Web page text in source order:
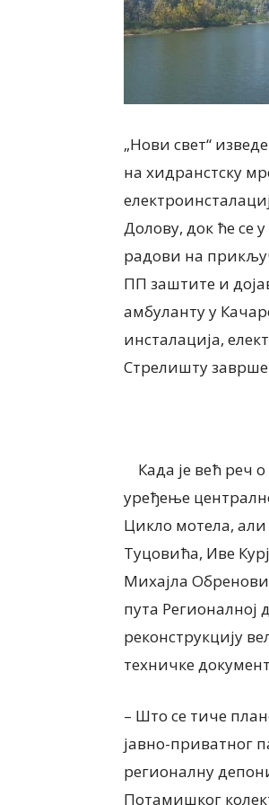
„Нови свет“
на хидранстску
Долову, док ће се
радови на
ПП заштите и
амбуланту у
инсталација,
Стрелишту
Када је већ реч
уређење
Цикло мотела,
Туцовића, Иве
Михајла
пута Регионалној
реконструкцију
техничке
– Што се тиче
јавно-приватног
регионалну
Потамишког
6
директор ЈП
комуналац“ Ковин
ДА УРАДИ СВОЈ